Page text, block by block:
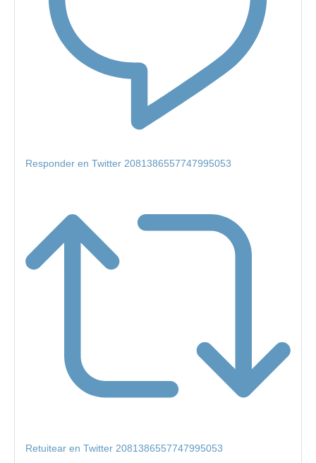
Responder en Twitter 2081386557747995053
Retuitear en Twitter 2081386557747995053